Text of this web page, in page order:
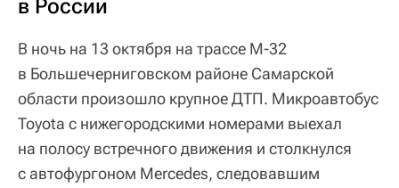
в России
В ночь на 13 октября на трассе М-32
в Большечерниговском районе Самарской
области произошло крупное ДТП. Микроавтобус
Toyota с нижегородскими номерами выехал
на полосу встречного движения и столкнулся
с автофургоном Mercedes, следовавшим